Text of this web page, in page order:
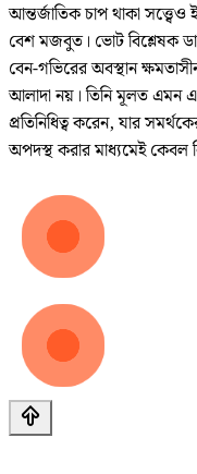
আন্তর্জাতিক চাপ থাকা
বেশ মজবুত। ভোট বিশ্লেষক
বেন-গভিরের অবস্থান
আলাদা নয়। তিনি মূলত এমন এক
প্রতিনিধিত্ব করেন, যার
অপদস্থ করার মাধ্যমেই কেবল